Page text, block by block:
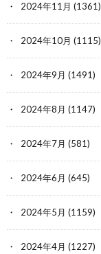
2024年11月 (1361)
2024年10月 (1115)
2024年9月 (1491)
2024年8月 (1147)
2024年7月 (581)
2024年6月 (645)
2024年5月 (1159)
2024年4月 (1227)